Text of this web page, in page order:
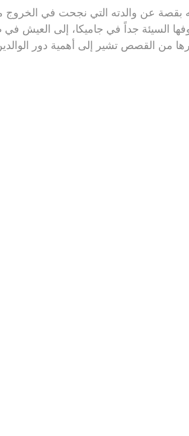
بقصة عن والدته التي نجحت في
السيئة جداً في جاميكا، إلى العيش
من القصص تشير إلى أهمية دور